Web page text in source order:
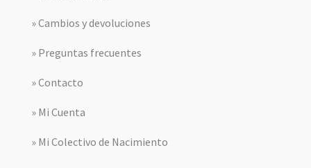
» Cambios y devoluciones
» Preguntas frecuentes
» Contacto
» Mi Cuenta
» Mi Colectivo de Nacimiento